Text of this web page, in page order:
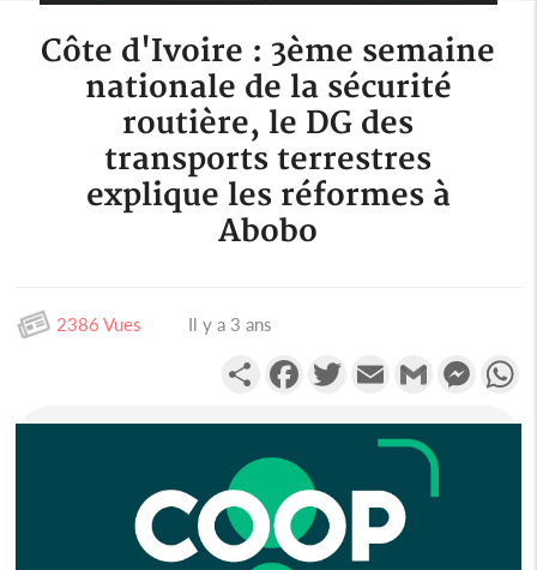
Côte d'Ivoire : 3ème semaine
nationale de la sécurité
routière, le DG des
transports terrestres
explique les réformes à
Abobo
2386 Vues Il y a 3 ans
PartagerFacebookTwitterEmail Gmail